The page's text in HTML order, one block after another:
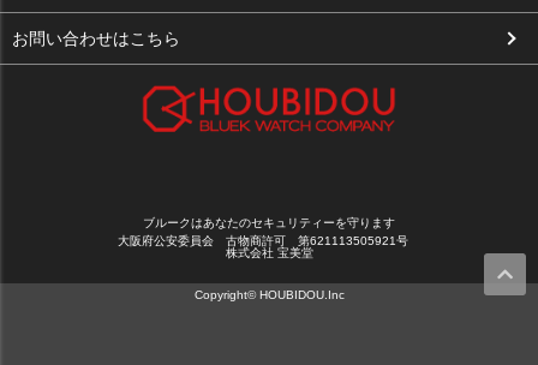
お客様の声
お気に入り
会社概要
お問い合わせはこちら
ブルークはあなたのセキュリティーを守ります
大阪府公安委員会 古物商許可 第621113505921号
株式会社 宝美堂
Copyright© HOUBIDOU.Inc